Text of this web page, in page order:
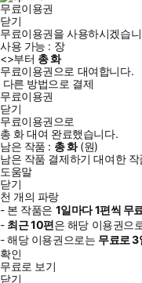
무료이용권
닫기
무료이용권을 사용하시겠습
사용 가능 : 장
<>부터 총화
무료이용권으로 대여합니다.
다른 방법으로 결제
무료이용권
닫기
무료이용권으로
총 화대여 완료했습니다.
남은 작품 : 총화(원)
남은 작품 결제하기 대여한 작
도움말
닫기
천 개의 파랑
- 본 작품은 1일마다1편씩 무
- 최근10편은 해당 이용권으
- 해당 이용권으로는 무료로3
확인
무료로 보기
닫기